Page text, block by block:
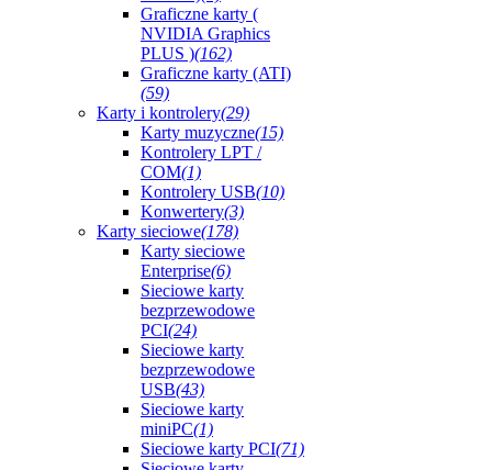
Graficzne karty (
NVIDIA Graphics
PLUS )(162)
Graficzne karty (ATI)
(59)
Karty i kontrolery(29)
Karty muzyczne(15)
Kontrolery LPT /
COM(1)
Kontrolery USB(10)
Konwertery(3)
Karty sieciowe(178)
Karty sieciowe
Enterprise(6)
Sieciowe karty
bezprzewodowe
PCI(24)
Sieciowe karty
bezprzewodowe
USB(43)
Sieciowe karty
miniPC(1)
Sieciowe karty PCI(71)